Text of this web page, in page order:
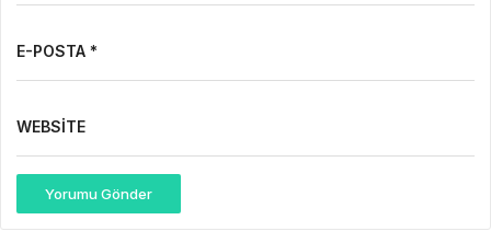
E-POSTA *
WEBSITE
Yorumu Gönder